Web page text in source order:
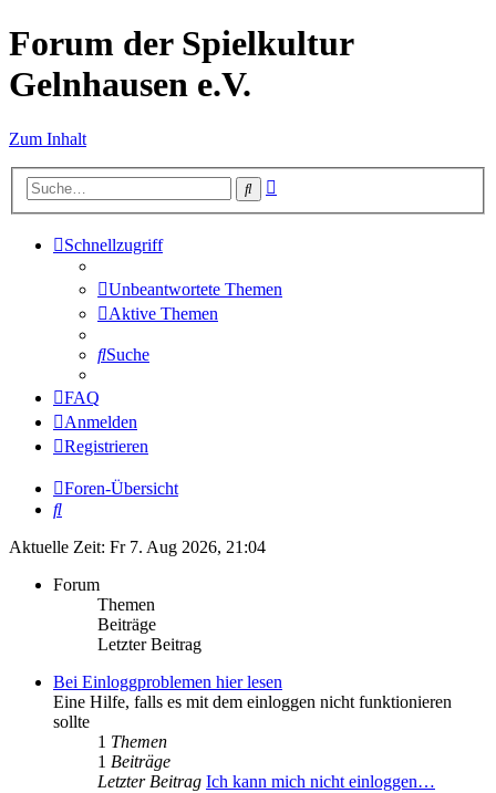
Forum der Spielkultur
Gelnhausen e.V.
Zum Inhalt
Suche
Schnellzugriff
Unbeantwortete Themen
Aktive Themen
Suche
FAQ
Anmelden
Registrieren
Foren-Übersicht
Suche
Aktuelle Zeit: Fr 7. Aug 2026, 21:04
Forum
Themen
Beiträge
Letzter Beitrag
Bei Einloggproblemen hier lesen
Eine Hilfe, falls es mit dem einloggen nicht funktionieren
sollte
1 Themen
1 Beiträge
Letzter Beitrag Ich kann mich nicht einloggen…